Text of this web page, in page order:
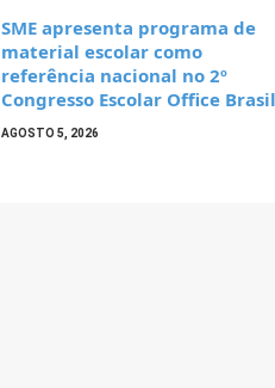
SME apresenta programa de
material escolar como
referência nacional no 2º
Congresso Escolar Office Brasil
AGOSTO 5, 2026